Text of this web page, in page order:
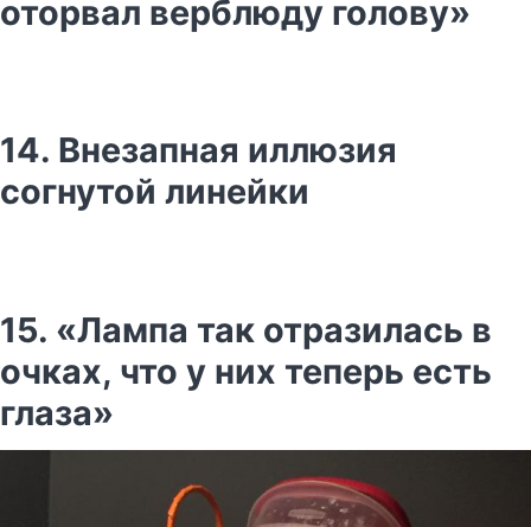
оторвал верблюду голову»
14. Внезапная иллюзия
согнутой линейки
15. «Лампа так отразилась в
очках, что у них теперь есть
глаза»